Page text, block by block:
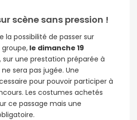
scène sans pression !
la possibilité de passer sur
le dimanche 19
, sur une prestation préparée à
sera pas jugée. Une
pour pouvoir participer à
Les costumes achetés
ce passage mais une